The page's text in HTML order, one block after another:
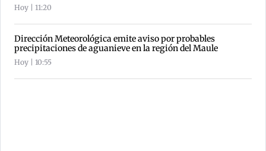
Hoy | 11:20
Dirección Meteorológica emite aviso por probables
precipitaciones de aguanieve en la región del Maule
Hoy | 10:55